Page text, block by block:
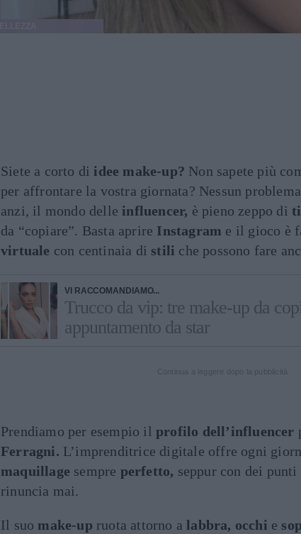
Siete a corto di idee make-up? Non sapete più
per affrontare la vostra giornata? Nessun
anzi, il mondo delle influencer, è pieno zeppo di
da “copiare”. Basta aprire Instagram e il gioco è
virtuale con centinaia di stili che possono fare
VI RACCOMANDIAMO...
Trucco da vip: tre make-up da
appuntamento da star
Prendiamo per esempio il profilo dell’influencer
Ferragni. L’imprenditrice digitale offre ogni
maquillage sempre perfetto, seppur con dei
rinuncia mai.
Il suo make-up ruota attorno a labbra, occhi e